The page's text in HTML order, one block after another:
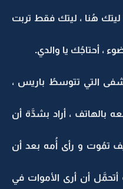
ليتك هُنا ، ليتك فقط تربت
، أحتاجُك يا والدي.
التي تتوسطُ باريس ،
بالهاتف ، أراد بشدَّة أن
تمُوت و رأى أُمه بعد أن
أن أرى الأموات في